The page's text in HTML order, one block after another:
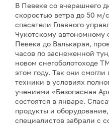
В Певеке со вчерашнего
скоростью ветра до 50 м/
спасатели Главного
Чукотскому автономному
Певека до Валькарая,
часов по заснеженной
новом снегоболотоходе
этом году. Так они
техники в условиях
учениями «Безопасная
состоятся в январе.
продукты и
специалистов забрали с